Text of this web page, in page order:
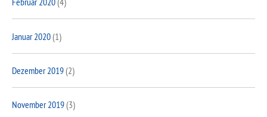
Januar 2020(1)
Dezember 2019(2)
November 2019(3)